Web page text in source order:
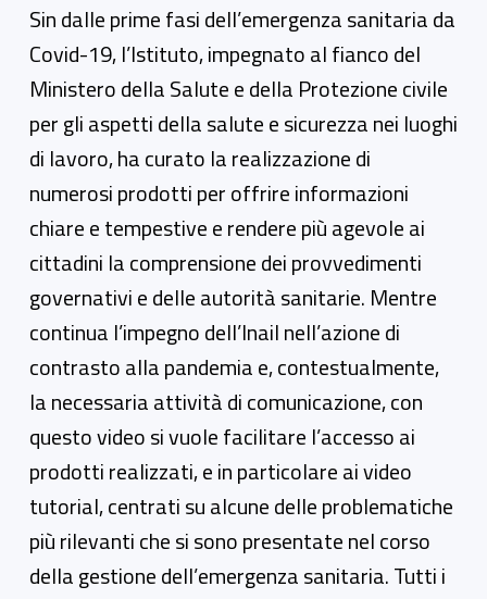
Sin dalle prime fasi dell’emergenza sanitaria da
Covid-19, l’Istituto, impegnato al fianco del
Ministero della Salute e della Protezione civile
per gli aspetti della salute e sicurezza nei luoghi
di lavoro, ha curato la realizzazione di
numerosi prodotti per offrire informazioni
chiare e tempestive e rendere più agevole ai
cittadini la comprensione dei provvedimenti
governativi e delle autorità sanitarie. Mentre
continua l’impegno dell’Inail nell’azione di
contrasto alla pandemia e, contestualmente,
la necessaria attività di comunicazione, con
questo video si vuole facilitare l’accesso ai
prodotti realizzati, e in particolare ai video
tutorial, centrati su alcune delle problematiche
più rilevanti che si sono presentate nel corso
della gestione dell’emergenza sanitaria. Tutti i